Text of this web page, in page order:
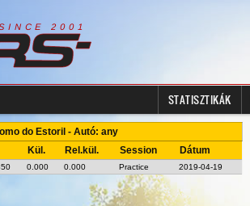
I N C E 2 0 0 1
STATISZTIKÁK
do Estoril - Autó: any
Kül. Rel.kül. Session Dátum
0.000 0.000 Practice 2019-04-19